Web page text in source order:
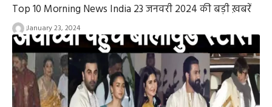
Top 10 Morning News India 23 जनवरी 2024 की बड़ी ख़बरें
January 23, 2024